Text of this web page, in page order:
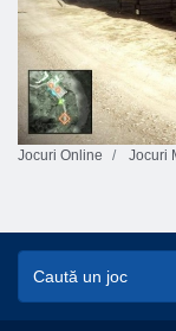
Jocuri Online Jocuri